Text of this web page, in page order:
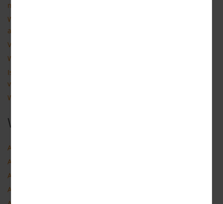
mijn vakantie voorbij is?
Wat valt er over het algemeen onder de dekking van een
annuleringsverzekering?
Voor wie kan de reisverzekering afgesloten worden?
Wat zijn de dekkingsgebieden van een reisverzekering?
Is de basisdekking van een reisverzekering bij elke
verzekeraar hetzelfde?
Wat kan ik verzekeren met mijn reisverzekering?
Woordenlijst
Aanvullende reisverzekering
Aflopende reisverzekering
Alarmcentrale reisverzekering
Annuleringsverzekering